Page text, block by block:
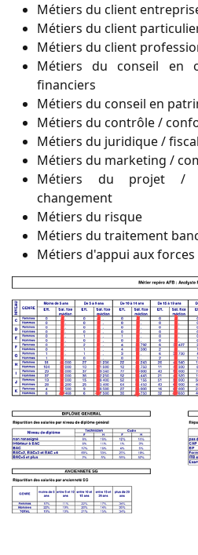
Métiers du client
Métiers du client
Métiers du client
Métiers du conseil en
financiers
Métiers du conseil en
Métiers du contrôle /
Métiers du juridique /
Métiers du marketing /
Métiers du projet /
changement
Métiers du risque
Métiers du traitement
Métiers d'appui aux forces